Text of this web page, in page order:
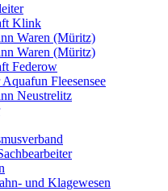
Klink
Waren (Müritz)
Waren (Müritz)
Federow
Fleesensee
Neustrelitz
und Klagewesen